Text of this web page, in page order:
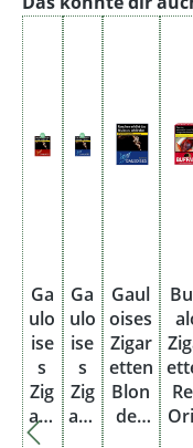
Ga
ulo
ise
s
Zig
are
tte
Ga
ulo
ise
s
Zig
are
Gaul
oises
Zigar
etten
Blon
des